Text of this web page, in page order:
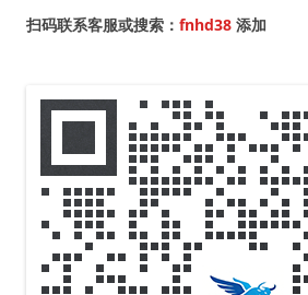
扫码联系客服或搜索： fnhd38 添加